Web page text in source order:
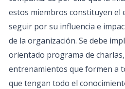
estos miembros constituyen el
seguir por su influencia e
de la organización. Se debe
orientado programa de
entrenamientos que formen a
que tengan todo el